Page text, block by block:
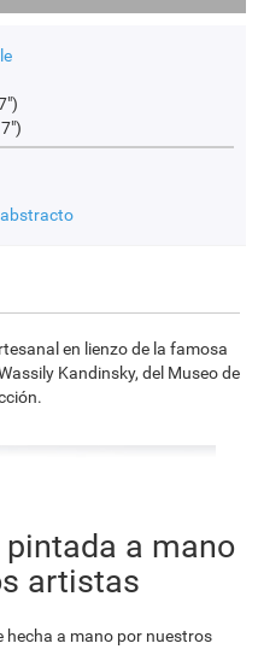
en lienzo de la famosa
Kandinsky, del Museo de
a mano
artistas
a mano por nuestros